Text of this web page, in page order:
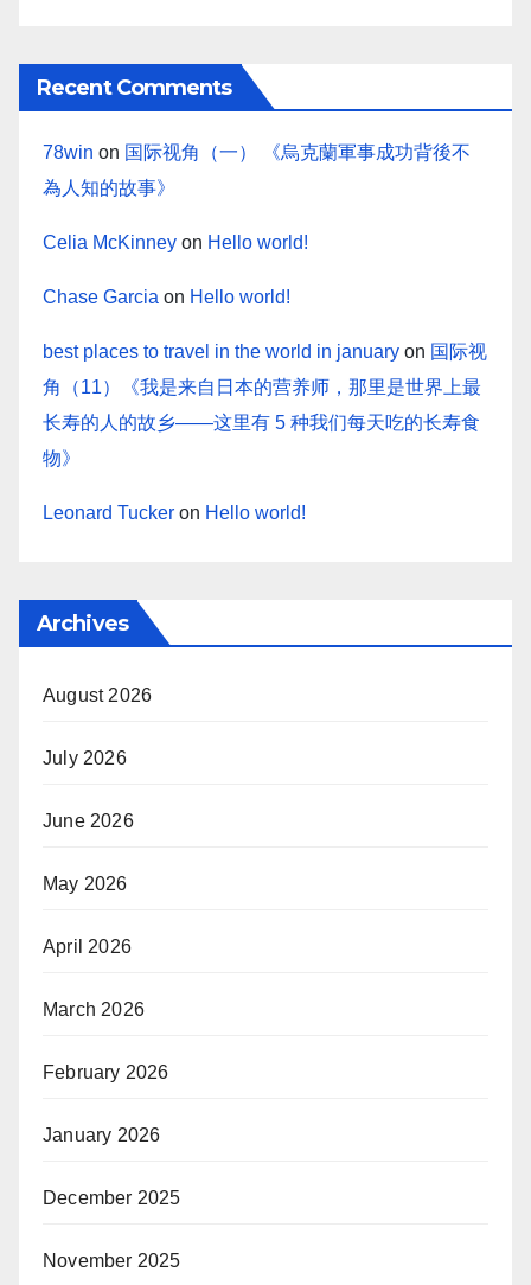
Recent Comments
78win on 国际视角（一） 《烏克蘭軍事成功背後不
為人知的故事》
Celia McKinney on Hello world!
Chase Garcia on Hello world!
best places to travel in the world in january on 国际视
角（11）《我是来自日本的营养师，那里是世界上最
长寿的人的故乡——这里有 5 种我们每天吃的长寿食
物》
Leonard Tucker on Hello world!
Archives
August 2026
July 2026
June 2026
May 2026
April 2026
March 2026
February 2026
January 2026
December 2025
November 2025